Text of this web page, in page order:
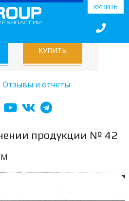
КУПИТЬ
КУПИТЬ
Отзывы и отчеты
продукции № 42